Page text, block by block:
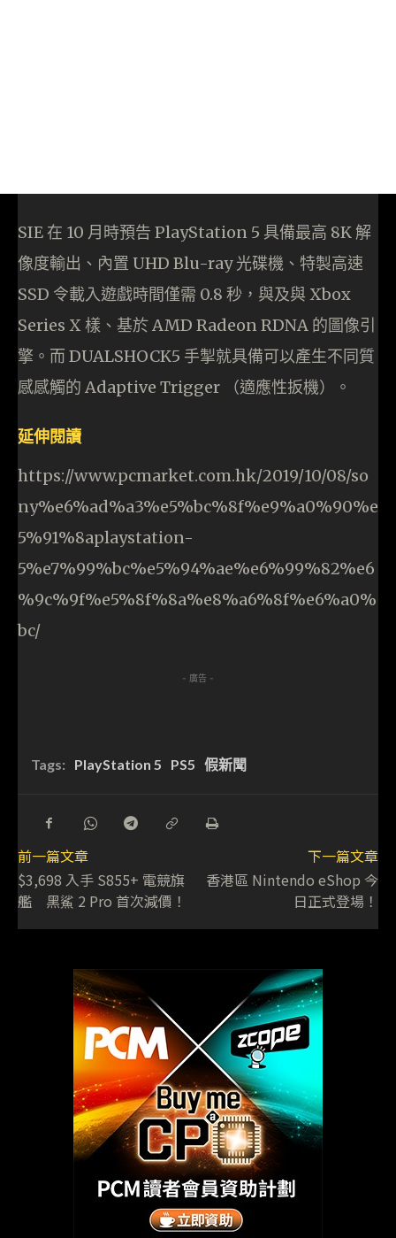
SIE 在 10 月時預告 PlayStation 5 具備最高 8K 解
像度輸出、內置 UHD Blu-ray 光碟機、特製高速
SSD 令載入遊戲時間僅需 0.8 秒，與及與 Xbox
Series X 樣、基於 AMD Radeon RDNA 的圖像引
擎。而 DUALSHOCK5 手掣就具備可以產生不同質
感感觸的 Adaptive Trigger （適應性扳機）。
延伸閱讀
https://www.pcmarket.com.hk/2019/10/08/so
ny%e6%ad%a3%e5%bc%8f%e9%a0%90%e
5%91%8aplaystation-
5%e7%99%bc%e5%94%ae%e6%99%82%e6
%9c%9f%e5%8f%8a%e8%a6%8f%e6%a0%
bc/
- 廣告 -
Tags: PlayStation 5 PS5 假新聞
前一篇文章
$3,698 入手 S855+ 電競旗
艦 黑鯊 2 Pro 首次減價！
下一篇文章
香港區 Nintendo eShop 今
日正式登場！